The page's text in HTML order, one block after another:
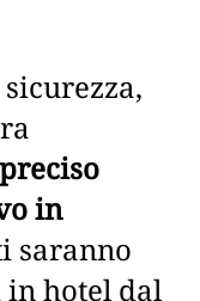
preciso
in
saranno
in hotel dal